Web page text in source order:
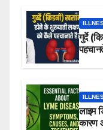
गुर्दे
लाइम
कारण